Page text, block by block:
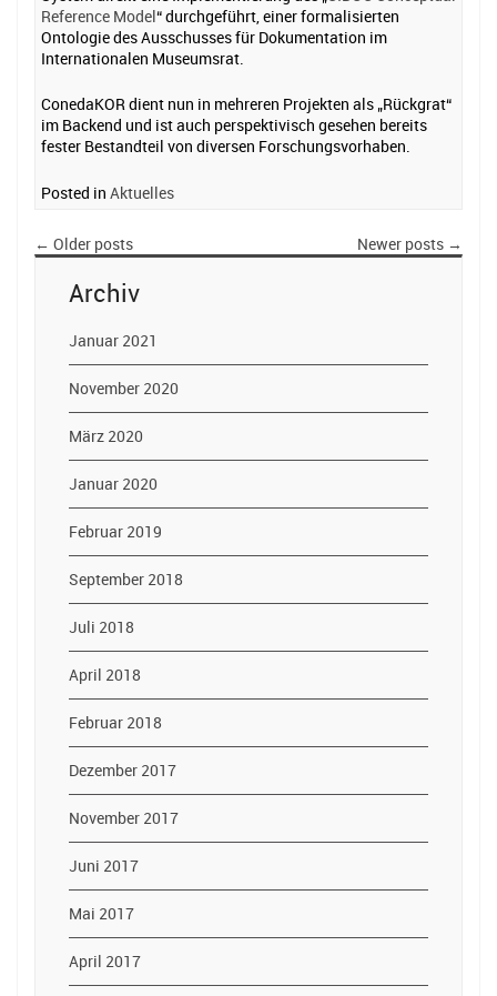
Reference Model“durchgeführt, einer formalisierten
Ontologie des Ausschusses für Dokumentation im
Internationalen Museumsrat.
ConedaKOR dient nun in mehreren Projekten als „Rückgrat“
im Backend und ist auch perspektivisch gesehen bereits
fester Bestandteil von diversen Forschungsvorhaben.
Posted in Aktuelles
← Older posts Newer posts →
Archiv
Januar 2021
November 2020
März 2020
Januar 2020
Februar 2019
September 2018
Juli 2018
April 2018
Februar 2018
Dezember 2017
November 2017
Juni 2017
Mai 2017
April 2017